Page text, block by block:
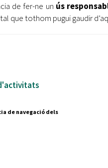
de fer-ne un ús
que tothom pugui gaudir
de navegació dels